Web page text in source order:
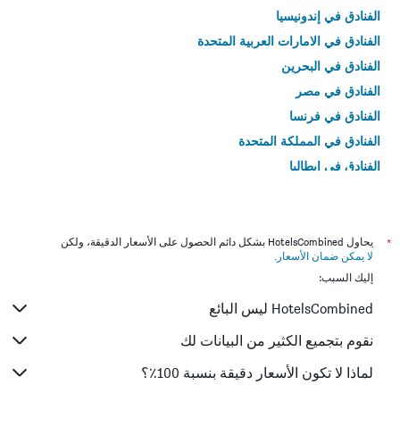
الفنادق في إندونيسيا
الفنادق في الامارات العربية المتحدة
الفنادق في البحرين
الفنادق في مصر
الفنادق في فرنسا
الفنادق في المملكة المتحدة
الفنادق في إيطاليا
*
يحاول HotelsCombined بشكل دائم الحصول على الأسعار الدقيقة، ولكن
لا يمكن ضمان الأسعار .
إليك السبب:
HotelsCombined ليس البائع
نقوم بتجميع الكثير من البيانات لك
لماذا لا تكون الأسعار دقيقة بنسبة 100٪؟